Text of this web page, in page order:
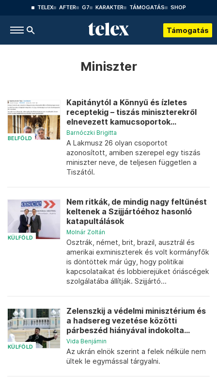
TELEX AFTER G7 KARAKTER TÁMOGATÁS SHOP
Támogatás
Miniszter
BELFÖLD
Kapitánytól a Könnyű és ízletes
receptekig – tiszás miniszterekről
elnevezett kamucsoportok...
Barnóczki Brigitta
A Lakmusz 26 olyan csoportot
azonosított, amiben szerepel egy tiszás
miniszter neve, de teljesen független a
Tiszától.
KÜLFÖLD
Nem ritkák, de mindig nagy feltűnést
keltenek a Szijjártóéhoz hasonló
katapultálások
Molnár Zoltán
Osztrák, német, brit, brazil, ausztrál és
amerikai exminiszterek és volt kormányfők
is döntöttek már úgy, hogy politikai
kapcsolataikat és lobbierejüket óriáscégek
szolgálatába állítják. Szijjártó...
KÜLFÖLD
Zelenszkij a védelmi minisztérium és
a hadsereg vezetése közötti
párbeszéd hiányával indokolta...
Vida Benjámin
Az ukrán elnök szerint a felek nélküle nem
ültek le egymással tárgyalni.